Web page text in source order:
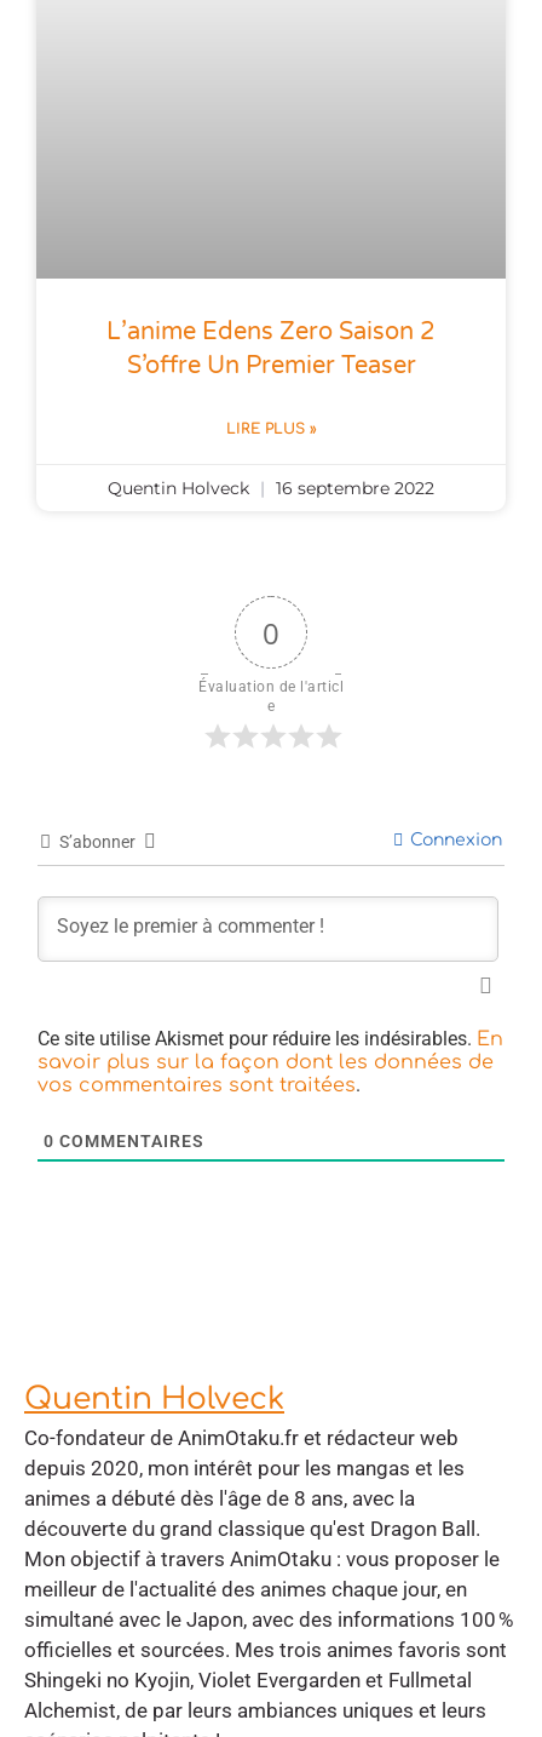
L’anime Edens Zero Saison 2
S’offre Un Premier Teaser
LIRE PLUS »
Quentin Holveck 16 septembre 2022
0
Évaluation de l'articl
e
S’abonner Connexion
Ce site utilise Akismet pour réduire les indésirables. En
savoir plus sur la façon dont les données de
vos commentaires sont traitées.
0 COMMENTAIRES
Quentin Holveck
Co-fondateur de AnimOtaku.fr et rédacteur web
depuis 2020, mon intérêt pour les mangas et les
animes a débuté dès l'âge de 8 ans, avec la
découverte du grand classique qu'est Dragon Ball.
Mon objectif à travers AnimOtaku : vous proposer le
meilleur de l'actualité des animes chaque jour, en
simultané avec le Japon, avec des informations 100 %
officielles et sourcées. Mes trois animes favoris sont
Shingeki no Kyojin, Violet Evergarden et Fullmetal
Alchemist, de par leurs ambiances uniques et leurs